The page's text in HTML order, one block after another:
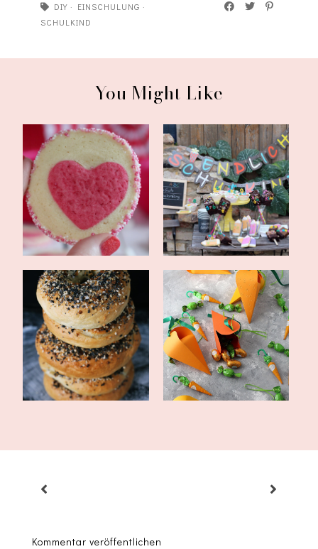
DIY· EINSCHULUNG ·
SCHULKIND
You Might Like
11 Ideen zum
Valentinstag - süß, he...
Hurra! Endlich Schulkind!
Drei toll...
Gelingsicheres Rezept
für Bagels mi...
Schnelles Oster DIY:
Karottenschach...
Kommentar veröffentlichen